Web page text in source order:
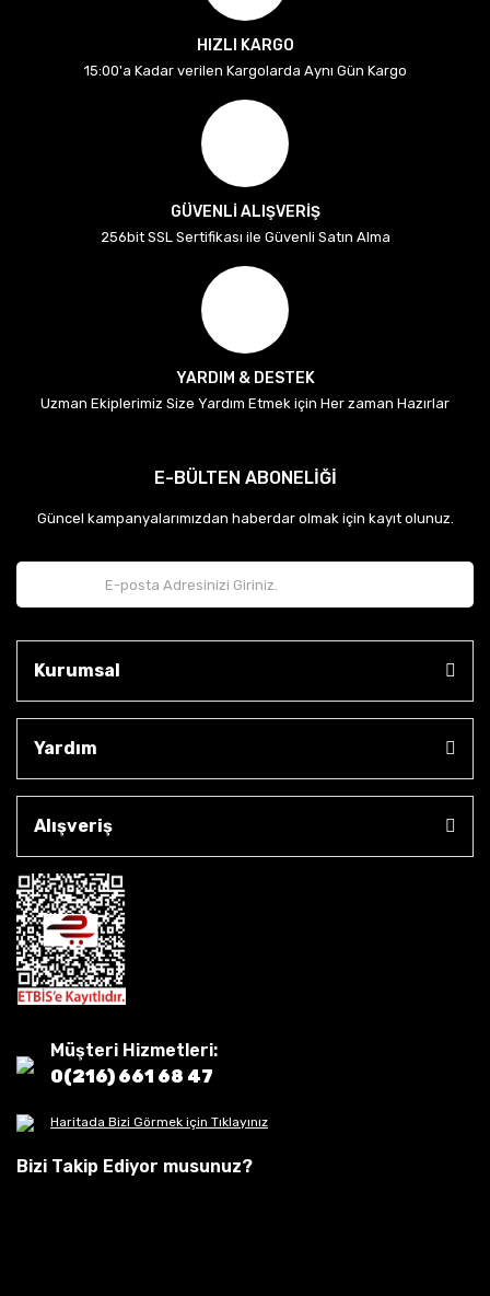
HIZLI KARGO
15:00'a Kadar verilen Kargolarda Aynı Gün Kargo
GÜVENLİ ALIŞVERİŞ
256bit SSL Sertifikası ile Güvenli Satın Alma
YARDIM & DESTEK
Uzman Ekiplerimiz Size Yardım Etmek için Her zaman Hazırlar
E-BÜLTEN ABONELİĞİ
Güncel kampanyalarımızdan haberdar olmak için kayıt olunuz.
Kurumsal
Yardım
Alışveriş
Müşteri Hizmetleri:
0(216) 661 68 47
Haritada Bizi Görmek için Tıklayınız
Bizi Takip Ediyor musunuz?